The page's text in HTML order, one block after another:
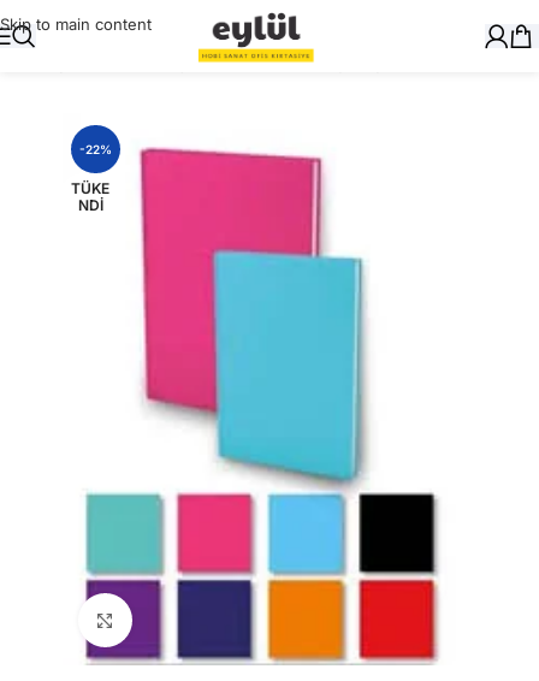
Skip to main content
Okul Gereçleri/Defter ve Kitap Kapları
-22%
TÜKE
NDI
Büyütmek için tıklayın